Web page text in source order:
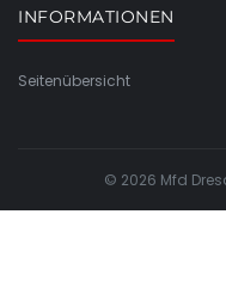
INFORMATIONEN
Seitenübersicht
© 2026 Mfd